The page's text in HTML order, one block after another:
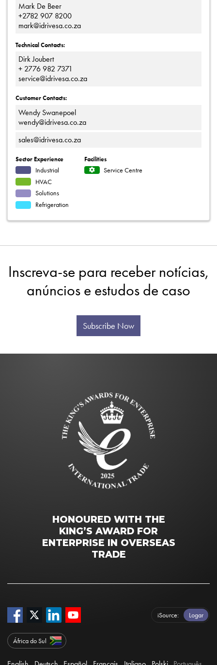
Mark De Beer
+2782 907 8200
mark@idrivesa.co.za
Technical Contacts:
Dirk Joubert
+ 2776 982 7371
service@idrivesa.co.za
Customer Contacts:
Wendy Swanepoel
wendy@idrivesa.co.za
sales@idrivesa.co.za
Sector Experience
Industrial
HVAC
Solutions
Refrigeration
Facilities
Service Centre
Inscreva-se para receber notícias,
anúncios e estudos de caso
Subscribe Now
HONOURED WITH THE
KING’S AWARD FOR
ENTERPRISE IN OVERSEAS
TRADE
iSource Logar
África do Sul